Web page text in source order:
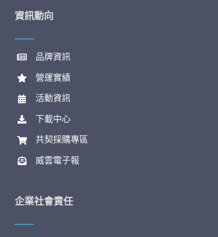
資訊動向
品牌資訊
營運實績
活動資訊
下載中心
共契採購專區
威雲電子報
企業社會責任